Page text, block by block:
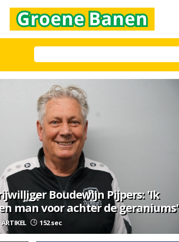
Boudewijn Pijpers: 'Ik
man voor achter de geraniums'
152 sec